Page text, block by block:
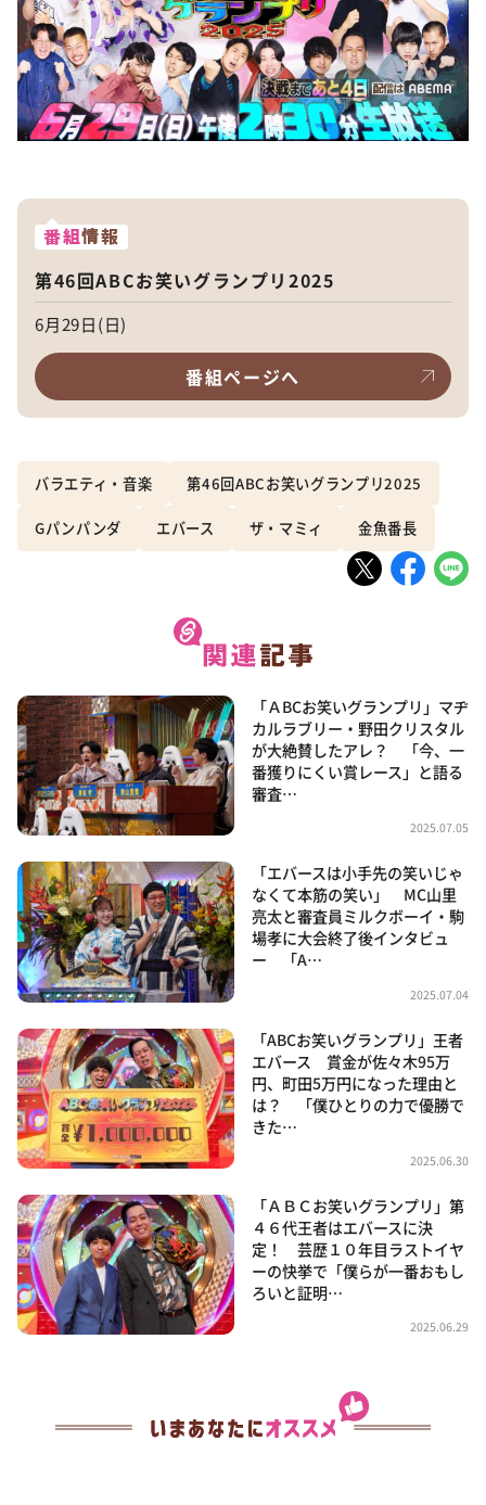
番組情報
第46回ABCお笑いグランプリ2025
6月29日(日)
番組ページへ
バラエティ・音楽 第46回ABCお笑いグランプリ2025
Gパンパンダ エバース ザ・マミィ 金魚番長
「ＡBCお笑いグランプリ」マヂ
カルラブリー・野田クリスタル
が大絶賛したアレ？ 「今、一
番獲りにくい賞レース」と語る
審査…
2025.07.05
「エバースは小手先の笑いじゃ
なくて本筋の笑い」 MC山里
亮太と審査員ミルクボーイ・駒
場孝に大会終了後インタビュ
ー 「A…
2025.07.04
「ABCお笑いグランプリ」王者
エバース 賞金が佐々木95万
円、町田5万円になった理由と
は？ 「僕ひとりの力で優勝で
きた…
2025.06.30
「ＡＢＣお笑いグランプリ」第
４６代王者はエバースに決
定！ 芸歴１０年目ラストイヤ
ーの快挙で「僕らが一番おもし
ろいと証明…
2025.06.29